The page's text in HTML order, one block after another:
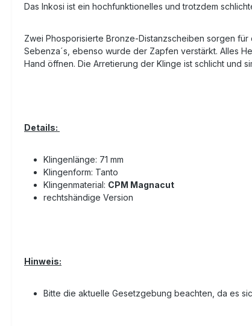
Das Inkosi ist ein hochfunktionelles und trotzdem
Zwei Phosporisierte Bronze-Distanzscheiben sorgen
Sebenza´s, ebenso wurde der Zapfen verstärkt. Alles
Hand öffnen. Die Arretierung der Klinge ist schlicht und
Details:
Klingenlänge: 71 mm
Klingenform: Tanto
Klingenmaterial: CPM Magnacut
rechtshändige Version
Hinweis:
Bitte die aktuelle Gesetzgebung beachten, da es